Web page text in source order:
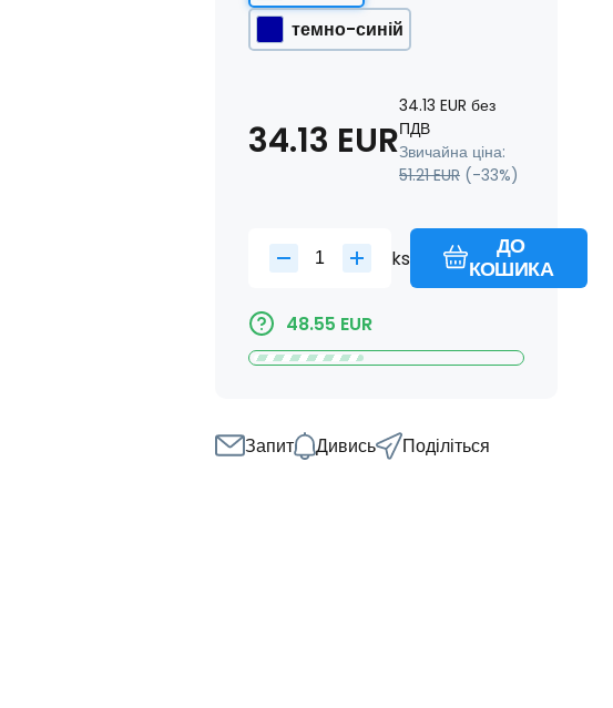
темно-синій
34.13 EUR
34.13 EUR без
ПДВ
Звичайна ціна:
51.21 EUR (-33%)
ks
ДО
КОШИКА
48.55 EUR
Запит Дивись Поділіться